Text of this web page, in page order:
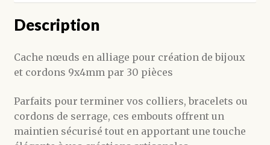
Description
Cache nœuds en alliage pour création de bijoux
et cordons 9x4mm par 30 pièces
Parfaits pour terminer vos colliers, bracelets ou
cordons de serrage, ces embouts offrent un
maintien sécurisé tout en apportant une touche